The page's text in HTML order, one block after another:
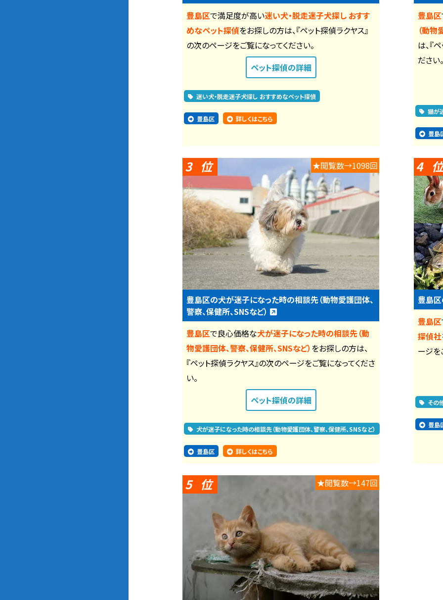
豊島区で満足度が高い迷い犬・脱走迷子犬探し おすす
めなペット探偵をお探しの方は、『ペット探偵ラクヤス』
の次のページをご覧になってください。
ペット探偵の詳細
迷い犬・脱走迷子犬探し おすすめなペット探偵
豊島区 詳しくはこちら
豊島区
（動物
は、『
ださい
猫が
豊島
3 ★閲覧数→1098回
豊島区の犬が迷子になった時の相談先（動物愛護団体、
警察、保健所、SNSなど）
豊島区で良心価格な犬が迷子になった時の相談先（動
物愛護団体、警察、保健所、SNSなど） をお探しの方は、
『ペット探偵ラクヤス』の次のページをご覧になってくださ
い。
ペット探偵の詳細
犬が迷子になった時の相談先（動物愛護団体、警察、保健所、SNSなど）
豊島区 詳しくはこちら
4
豊島
豊島区
探偵社
ージを
その
豊島
5 ★閲覧数→147回